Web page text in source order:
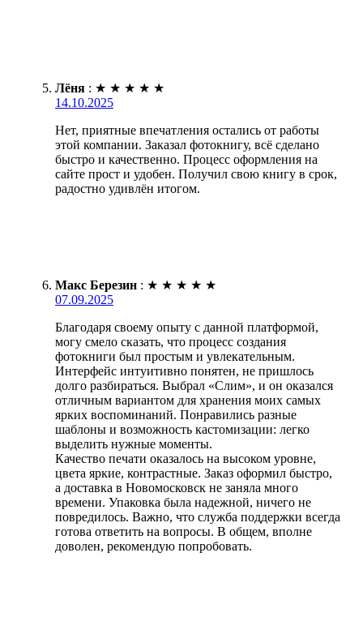
Лёня : ★ ★ ★ ★ ★
14.10.2025
Нет, приятные впечатления остались от работы
этой компании. Заказал фотокнигу, всё сделано
быстро и качественно. Процесс оформления на
сайте прост и удобен. Получил свою книгу в срок,
радостно удивлён итогом.
Макс Березин : ★ ★ ★ ★ ★
07.09.2025
Благодаря своему опыту с данной платформой,
могу смело сказать, что процесс создания
фотокниги был простым и увлекательным.
Интерфейс интуитивно понятен, не пришлось
долго разбираться. Выбрал «Слим», и он оказался
отличным вариантом для хранения моих самых
ярких воспоминаний. Понравились разные
шаблоны и возможность кастомизации: легко
выделить нужные моменты.
Качество печати оказалось на высоком уровне,
цвета яркие, контрастные. Заказ оформил быстро,
а доставка в Новомосковск не заняла много
времени. Упаковка была надежной, ничего не
повредилось. Важно, что служба поддержки всегда
готова ответить на вопросы. В общем, вполне
доволен, рекомендую попробовать.